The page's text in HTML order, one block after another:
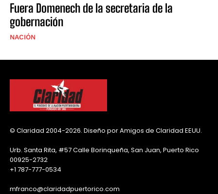
Fuera Domenech de la secretaria de la
gobernación
NACIÓN
© Claridad 2004-2026. Diseño por Amigos de Claridad EEUU.
Urb. Santa Rita, #57 Calle Borinqueña, San Juan, Puerto Rico
00925-2732
+1 787-777-0534
mfranco@claridadpuertorico.com